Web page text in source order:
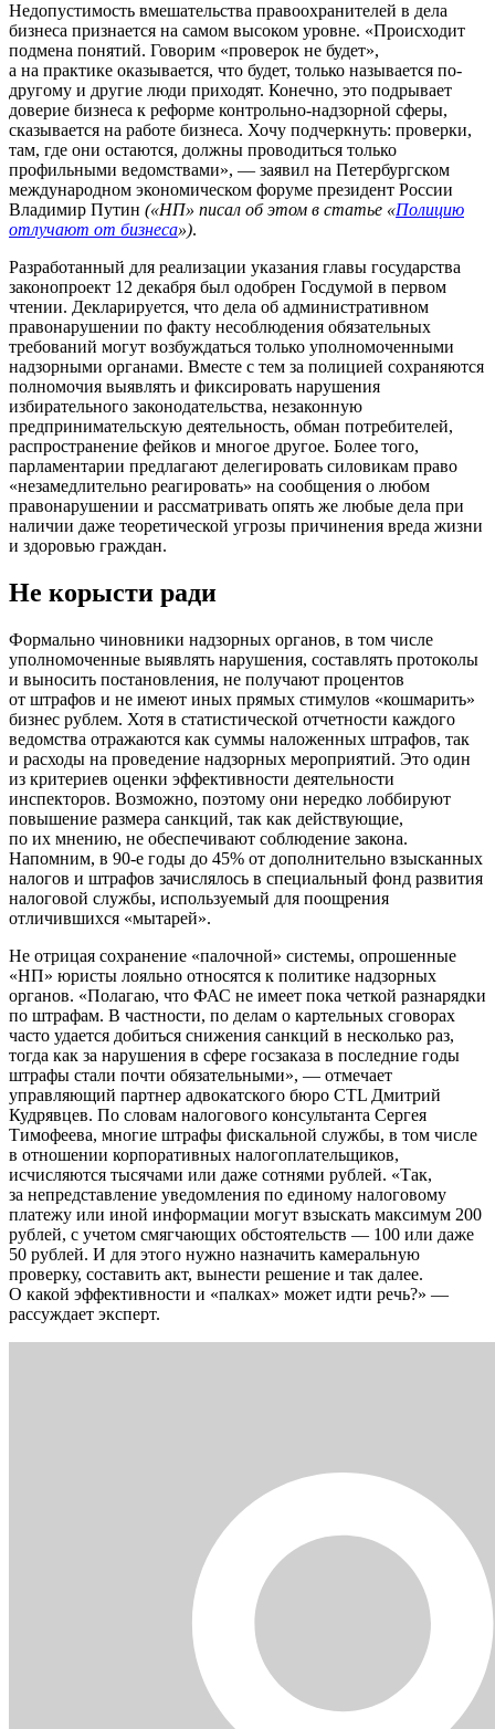
Недопустимость вмешательства правоохранителей в дела
бизнеса признается на самом высоком уровне. «Происходит
подмена понятий. Говорим «проверок не будет»,
а на практике оказывается, что будет, только называется по-
другому и другие люди приходят. Конечно, это подрывает
доверие бизнеса к реформе контрольно-надзорной сферы,
сказывается на работе бизнеса. Хочу подчеркнуть: проверки,
там, где они остаются, должны проводиться только
профильными ведомствами», — заявил на Петербургском
международном экономическом форуме президент России
Владимир Путин («НП» писал об этом в статье «Полицию
отлучают от бизнеса»).
Разработанный для реализации указания главы государства
законопроект 12 декабря был одобрен Госдумой в первом
чтении. Декларируется, что дела об административном
правонарушении по факту несоблюдения обязательных
требований могут возбуждаться только уполномоченными
надзорными органами. Вместе с тем за полицией сохраняются
полномочия выявлять и фиксировать нарушения
избирательного законодательства, незаконную
предпринимательскую деятельность, обман потребителей,
распространение фейков и многое другое. Более того,
парламентарии предлагают делегировать силовикам право
«незамедлительно реагировать» на сообщения о любом
правонарушении и рассматривать опять же любые дела при
наличии даже теоретической угрозы причинения вреда жизни
и здоровью граждан.
Не корысти ради
Формально чиновники надзорных органов, в том числе
уполномоченные выявлять нарушения, составлять протоколы
и выносить постановления, не получают процентов
от штрафов и не имеют иных прямых стимулов «кошмарить»
бизнес рублем. Хотя в статистической отчетности каждого
ведомства отражаются как суммы наложенных штрафов, так
и расходы на проведение надзорных мероприятий. Это один
из критериев оценки эффективности деятельности
инспекторов. Возможно, поэтому они нередко лоббируют
повышение размера санкций, так как действующие,
по их мнению, не обеспечивают соблюдение закона.
Напомним, в 90-е годы до 45% от дополнительно взысканных
налогов и штрафов зачислялось в специальный фонд развития
налоговой службы, используемый для поощрения
отличившихся «мытарей».
Не отрицая сохранение «палочной» системы, опрошенные
«НП» юристы лояльно относятся к политике надзорных
органов. «Полагаю, что ФАС не имеет пока четкой разнарядки
по штрафам. В частности, по делам о картельных сговорах
часто удается добиться снижения санкций в несколько раз,
тогда как за нарушения в сфере госзаказа в последние годы
штрафы стали почти обязательными», — отмечает
управляющий партнер адвокатского бюро CTL Дмитрий
Кудрявцев. По словам налогового консультанта Сергея
Тимофеева, многие штрафы фискальной службы, в том числе
в отношении корпоративных налогоплательщиков,
исчисляются тысячами или даже сотнями рублей. «Так,
за непредставление уведомления по единому налоговому
платежу или иной информации могут взыскать максимум 200
рублей, с учетом смягчающих обстоятельств — 100 или даже
50 рублей. И для этого нужно назначить камеральную
проверку, составить акт, вынести решение и так далее.
О какой эффективности и «палках» может идти речь?» —
рассуждает эксперт.